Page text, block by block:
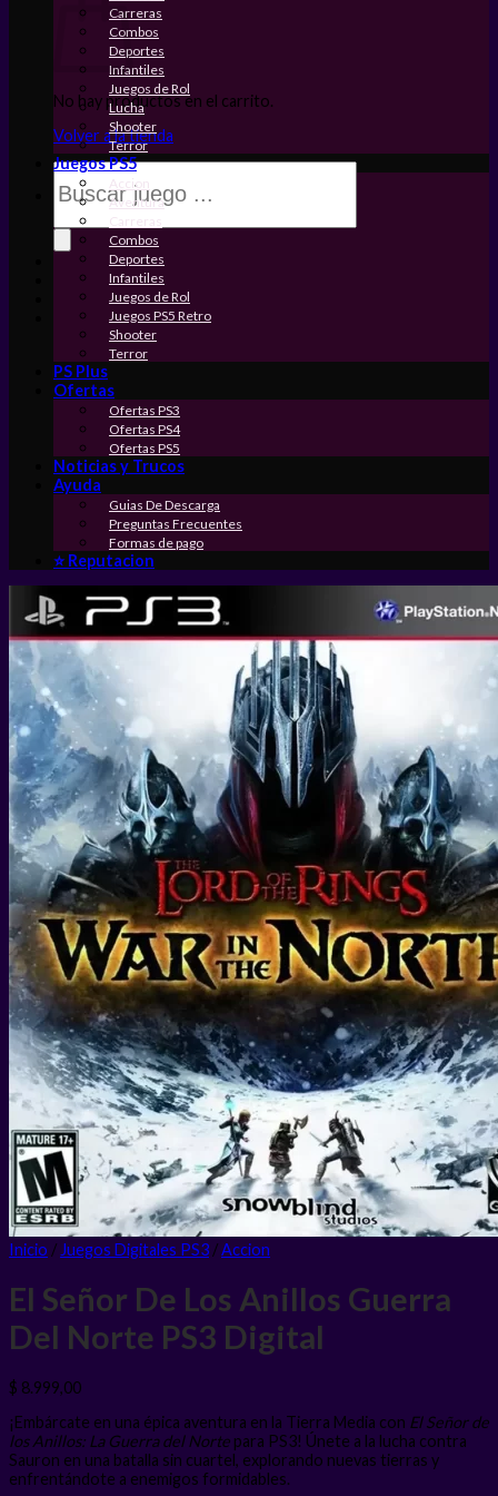
No hay productos en el carrito.
Volver a la tienda
Búsqueda
de
productos
Carreras
Combos
Deportes
Infantiles
Juegos de Rol
Lucha
Shooter
Terror
Juegos PS5
Accion
Aventura
Carreras
Combos
Deportes
Infantiles
Juegos de Rol
Juegos PS5 Retro
Shooter
Terror
PS Plus
Ofertas
Ofertas PS3
Ofertas PS4
Ofertas PS5
Noticias y Trucos
Ayuda
Guias De Descarga
Preguntas Frecuentes
Formas de pago
⭐ Reputacion
Inicio / Juegos Digitales PS3 /Accion
El Señor De Los Anillos Guerra
Del Norte PS3 Digital
$ 8.999,00
¡Embárcate en una épica aventura en la Tierra Media con El Señor de
los Anillos: La Guerra del Norte para PS3! Únete a la lucha contra
Sauron en una batalla sin cuartel, explorando nuevas tierras y
enfrentándote a enemigos formidables.